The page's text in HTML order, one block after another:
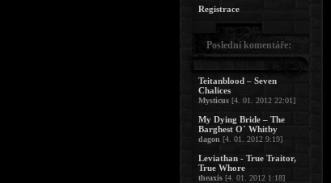
Registrace
Poslední komentáře:
Teitanblood – Seven
Chalices
Mysticus [4. 01. 2012 22:01]
My Dying Bride – The
Barghest O´ Whitby
dagon [4. 01. 2012 9:19]
Leviathan - True Traitor,
True Whore
theaxis [4. 01. 2012 1:18]